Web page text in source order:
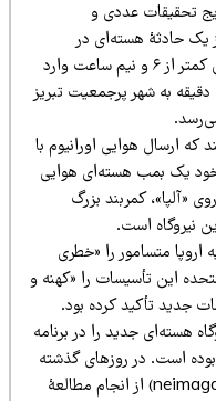
عددی و
هسته‌ای در
متسامور، عناصر موارد رادیواکتیو در عرض کمتر از ۶ و نیم ساعت وارد
در کمتر از ۱۸ ساعت و ۲۰ دقیقه به شهر پرجمعیت تبریز
هوایی اورانیوم با
یک بمب هسته‌ای هوایی
کمربند بزرگ
است.
اروپا متسامور را «خطری
تأسیسات را «کهنه و
تأکید کرده بود.
جدید را در برنامه
است. در روزهای گذشته
مجلۀ بین‌المللی مهندسی هسته‌ای (neimagazine) از انجام مطالعۀ